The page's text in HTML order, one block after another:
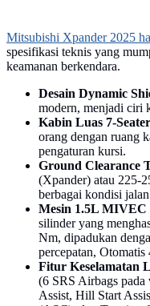
Mitsubishi Xpander 2025
spesifikasi teknis yang
keamanan berkendara.
Desain Dynamic
modern, menjadi ciri
Kabin Luas 7-
orang dengan ruang
pengaturan kursi.
Ground Clearance
(Xpander) atau 225-
berbagai kondisi
Mesin 1.5L MIVEC
silinder yang
Nm, dipadukan
percepatan,
Fitur Keselamatan
(6 SRS Airbags
Assist, Hill Start